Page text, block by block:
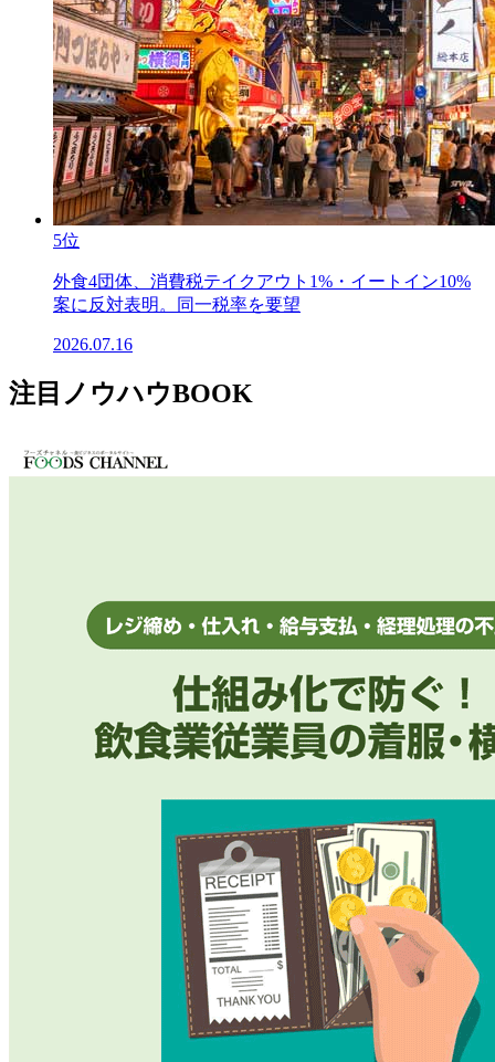
5位
外食4団体、消費税テイクアウト1%・イートイン10%
案に反対表明。同一税率を要望
2026.07.16
注目ノウハウBOOK